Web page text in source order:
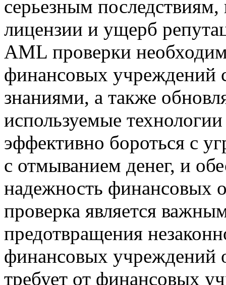
серьезным
лицензии и ущерб
AML проверки
финансовых учреждений
знаниями, а также
используемые
эффективно бороться с
с отмыванием денег, и
надежность финансовых
проверка является
предотвращения
финансовых учреждений
требует от финансовых